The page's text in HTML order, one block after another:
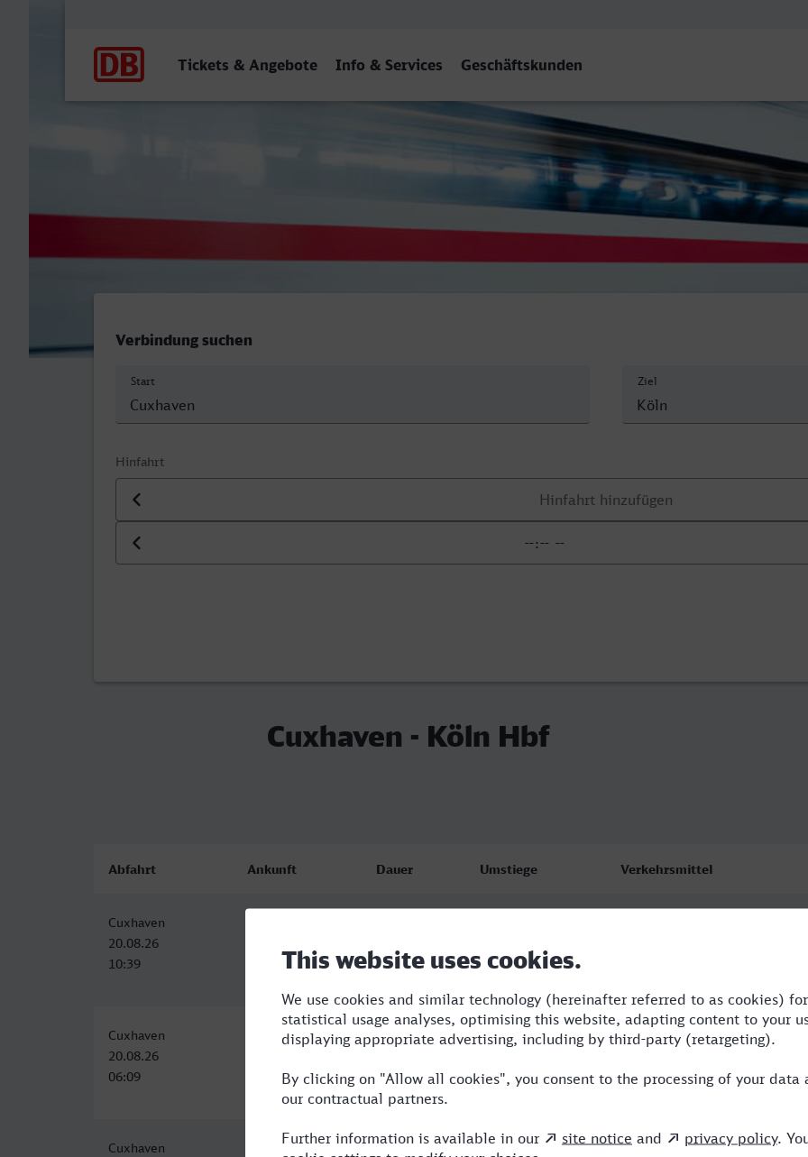
Tickets & Angebote Info & Services Geschäftskunden
Verbindung suchen
Start Ziel
Hinfahrt
Datum der Hinfahrt
Uhrzeit der Hinfahrt
Cuxhaven - Köln Hbf
Abfahrt Ankunft Dauer Umstiege Verkehrsmittel
Cuxhaven
20.08.26
10:39
Cuxhaven
20.08.26
06:09
Köln Hbf
5:36 1 ICE,DB
Cuxhaven
Köln Hbf
6:04 2 ICE,NX,DB